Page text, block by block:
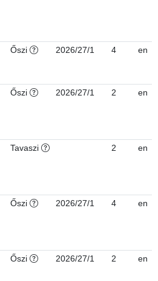
Őszi 2026/27/1 4 en
Őszi 2026/27/1 2 en
Tavaszi 2 en
Őszi 2026/27/1 4 en
Őszi 2026/27/1 2 en